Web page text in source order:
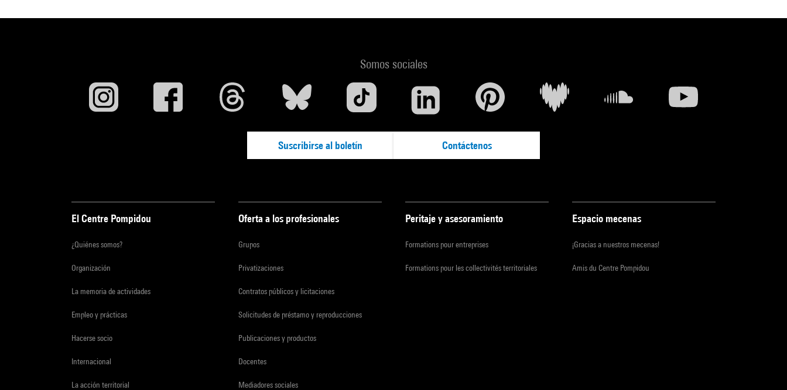
Somos sociales
Suscribirse al boletín Contáctenos
El Centre Pompidou
¿Quiénes somos?
Organización
La memoria de actividades
Empleo y prácticas
Hacerse socio
Internacional
La acción territorial
Oferta a los profesionales
Grupos
Privatizaciones
Contratos públicos y licitaciones
Solicitudes de préstamo y reproducciones
Publicaciones y productos
Docentes
Mediadores sociales
Peritaje y asesoramiento
Formations pour entreprises
Formations pour les collectivités territoriales
Espacio mecenas
¡Gracias a nuestros mecenas!
Amis du Centre Pompidou